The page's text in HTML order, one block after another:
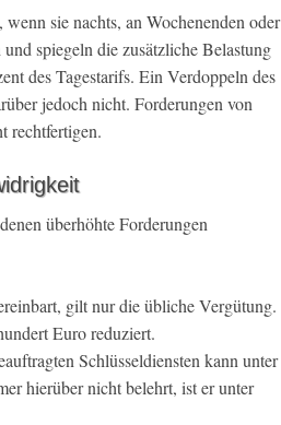
sie nachts, an Wochenenden oder
spiegeln die zusätzliche Belastung
des Tagestarifs. Ein Verdoppeln des
jedoch nicht. Forderungen von
rechtfertigen.
überhöhte Forderungen
gilt nur die übliche Vergütung.
Euro reduziert.
Schlüsseldiensten kann unter
hierüber nicht belehrt, ist er unter